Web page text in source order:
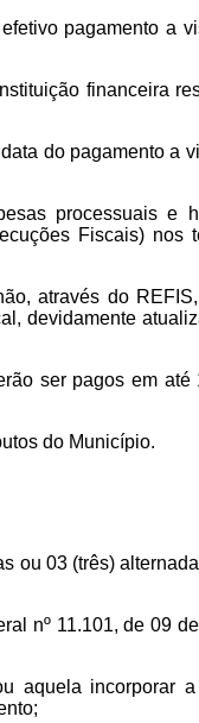
pagamento a
financeira
do pagamento a
processuais e
Fiscais) nos
através do
devidamente
ser pagos em até
do Município.
ou 03 (três)
nº 11.101, de 09
aquela incorporar